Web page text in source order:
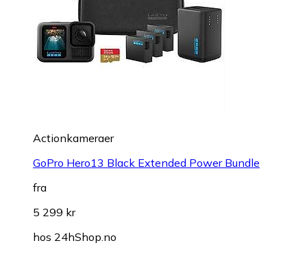
Actionkameraer
GoPro Hero13 Black Extended Power Bundle
fra
5 299 kr
hos 24hShop.no